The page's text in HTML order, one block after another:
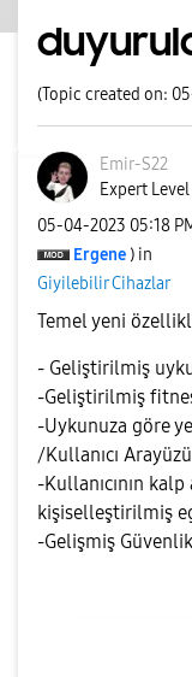
(Topic created on:
Emir-S22
Expert Level
‎05-04-2023 05:18
Ergene ) in
Giyilebilir Cihazlar
Temel yeni
- Geliştirilmiş
-Geliştirilmiş
-Uykunuza göre
/Kullanıcı Arayüzü
-Kullanıcının
kişiselleştirilmiş
-Gelişmiş